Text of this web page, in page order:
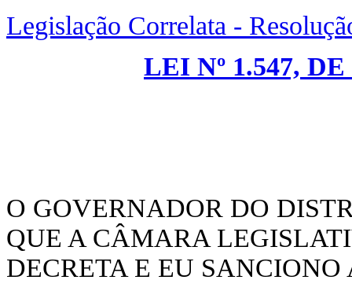
Legislação Correlata -
LEI Nº 1.547,
O GOVERNADOR DO
QUE A CÂMARA
DECRETA E EU